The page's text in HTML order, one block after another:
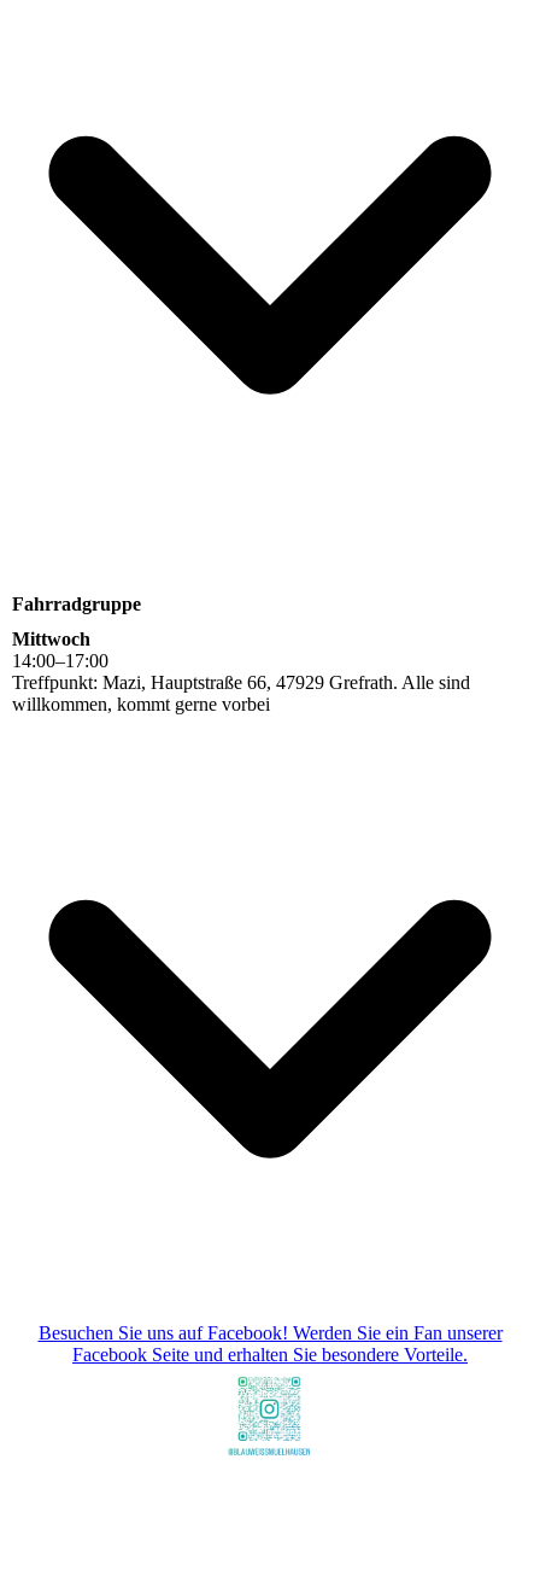
Fahrradgruppe
Mittwoch
14:00–17:00
Treffpunkt: Mazi, Hauptstraße 66, 47929 Grefrath. Alle sind
willkommen, kommt gerne vorbei
Besuchen Sie uns auf Facebook! Werden Sie ein Fan unserer
Facebook Seite und erhalten Sie besondere Vorteile.